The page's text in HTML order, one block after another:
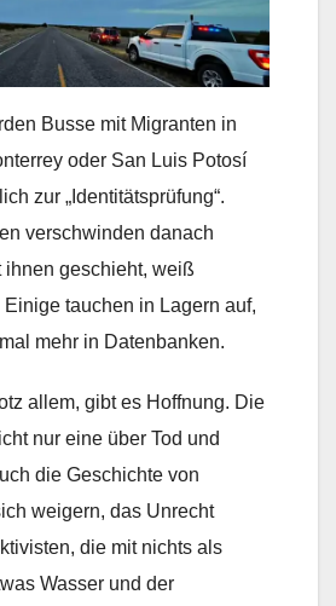
Busse mit Migranten in
oder San Luis Potosí
zur „Identitätsprüfung“.
verschwinden danach
ihnen geschieht, weiß
tauchen in Lagern auf,
mehr in Datenbanken.
allem, gibt es Hoffnung. Die
nur eine über Tod und
die Geschichte von
weigern, das Unrecht
die mit nichts als
Wasser und der